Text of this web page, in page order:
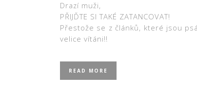
Drazí muži,
PŘIJĎTE SI TAKÉ ZATANCOVAT!
Přestože se z článků, které jsou
velice vítáni!!
READ MORE